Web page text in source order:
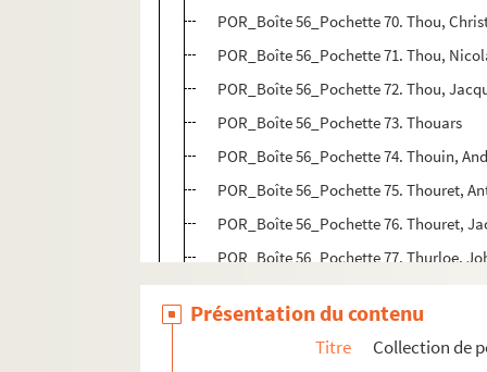
POR_Boîte 56_Pochette 70. Thou,
POR_Boîte 56_Pochette 71. Thou,
POR_Boîte 56_Pochette 72. Thou,
POR_Boîte 56_Pochette 73. Thouars
POR_Boîte 56_Pochette 74. Thouin,
POR_Boîte 56_Pochette 75. Thouret,
POR_Boîte 56_Pochette 76. Thouret,
POR_Boîte 56_Pochette 77. Thurloe,
POR_Boîte 57_Pochette 01. Tiepolo,
POR_Boîte 57_Pochette 02. Tibére,
POR_Boîte 57_Pochette 03. Tideman,
Présentation du contenu
Titre Collection de